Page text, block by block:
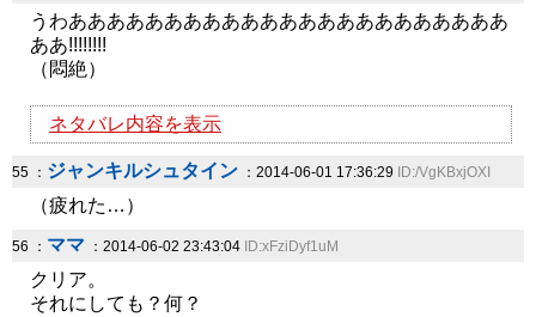
うわあああああああああああああああああああああああ
ああ!!!!!!!!
（悶絶）
ネタバレ内容を表示
55 ： ジャンキルシュタイン ：2014-06-01 17:36:29 ID:/VgKBxjOXI
（疲れた…）
56 ： ママ ：2014-06-02 23:43:04 ID:xFziDyf1uM
クリア。
それにしても？何？